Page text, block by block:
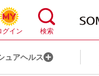
ュアヘルス